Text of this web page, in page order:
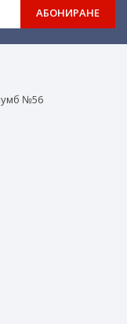
АБОНИРАНЕ
№56